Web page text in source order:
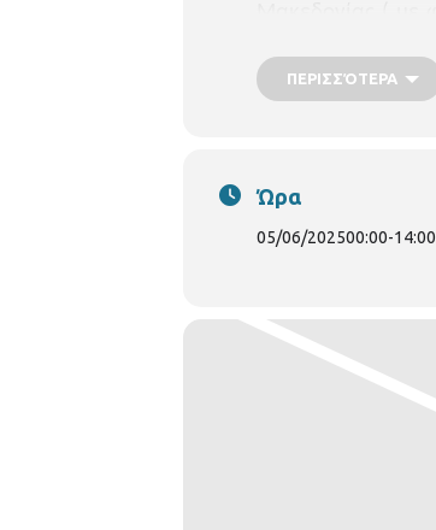
ΠΕΡΙΣΣΌΤΕΡΑ
Ώρα
05/06/202500:00-14:00